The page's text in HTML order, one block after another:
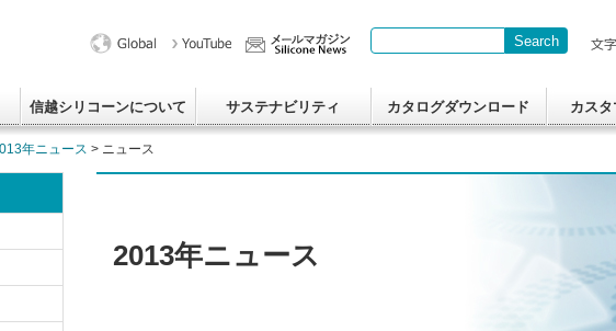
Write your search query here
Search
信越シリコーンについて サステナビリティ カタログダウンロード カス
年ニュース > ニュース
2013年ニュース